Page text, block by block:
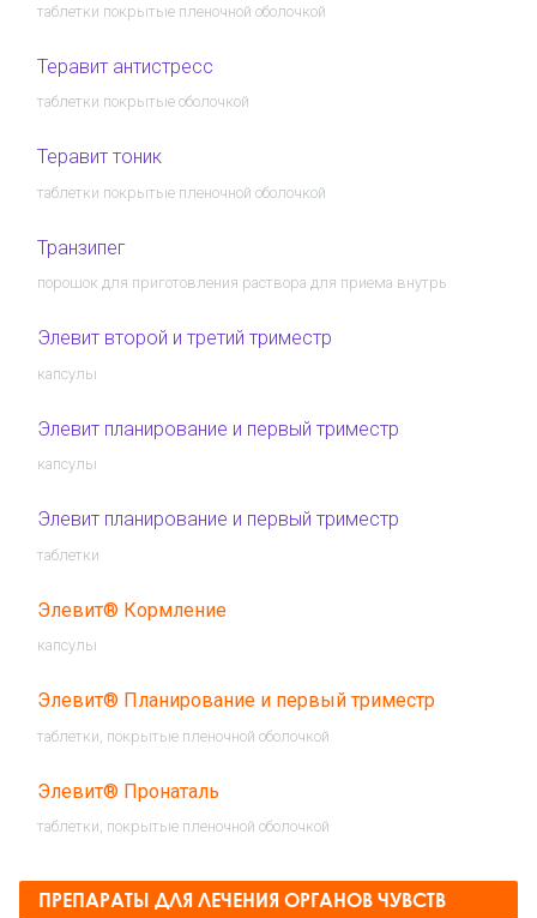
таблетки покрытые пленочной оболочкой
Теравит антистресс
таблетки покрытые оболочкой
Теравит тоник
таблетки покрытые пленочной оболочкой
Транзипег
порошок для приготовления раствора для приема внутрь
Элевит второй и третий триместр
капсулы
Элевит планирование и первый триместр
капсулы
Элевит планирование и первый триместр
таблетки
Элевит® Кормление
капсулы
Элевит® Планирование и первый триместр
таблетки, покрытые пленочной оболочкой
Элевит® Пронаталь
таблетки, покрытые пленочной оболочкой
ПРЕПАРАТЫ ДЛЯ ЛЕЧЕНИЯ ОРГАНОВ ЧУВСТВ